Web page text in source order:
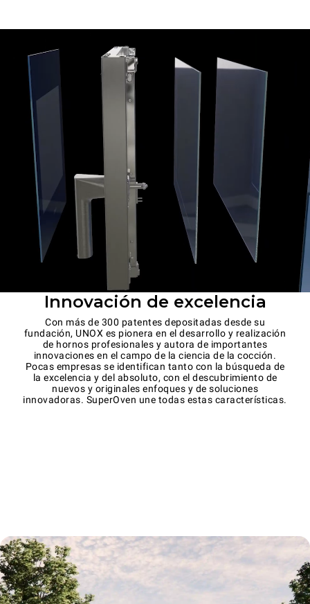
Innovación de excelencia
Con más de 300 patentes depositadas desde su
fundación, UNOX es pionera en el desarrollo y realización
de hornos profesionales y autora de importantes
innovaciones en el campo de la ciencia de la cocción.
Pocas empresas se identifican tanto con la búsqueda de
la excelencia y del absoluto, con el descubrimiento de
nuevos y originales enfoques y de soluciones
innovadoras. SuperOven une todas estas características.